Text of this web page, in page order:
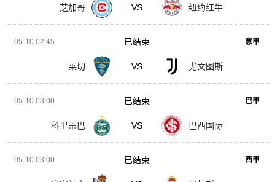
芝加哥 VS 纽约红牛
05-10 02:45 意甲
莱切 VS 尤文图斯
已结束
05-10 03:00 巴甲
科里蒂巴 VS 巴西国际
已结束
05-10 03:00 西甲
已结束